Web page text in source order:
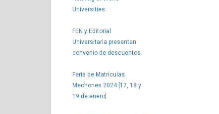
Universities
FEN y Editorial
Universitaria presentan
convenio de descuentos
Feria de Matrículas
Mechones 2024 [17, 18 y
19 de enero]